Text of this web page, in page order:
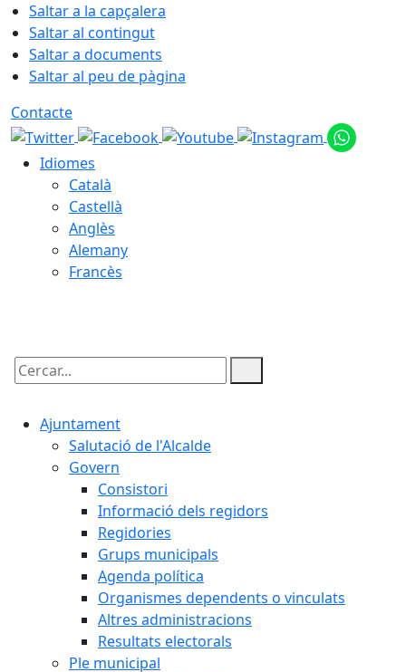
Saltar a la capçalera
Saltar al contingut
Saltar a documents
Saltar al peu de pàgina
Contacte
Idiomes
Català
Castellà
Anglès
Alemany
Francès
Cercar:
Ajuntament
Salutació de l'Alcalde
Govern
Consistori
Informació dels regidors
Regidories
Grups municipals
Agenda política
Organismes dependents o vinculats
Altres administracions
Resultats electorals
Ple municipal